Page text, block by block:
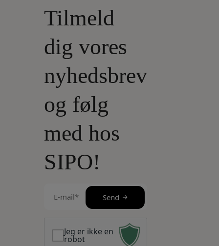
Tilmeld
dig vores
nyhedsbrev
og følg
med hos
SIPO!
mail
Jeg er ikke en
robot
Send